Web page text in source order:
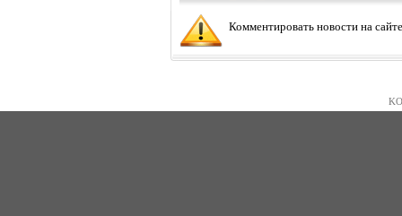
Комментировать новости на